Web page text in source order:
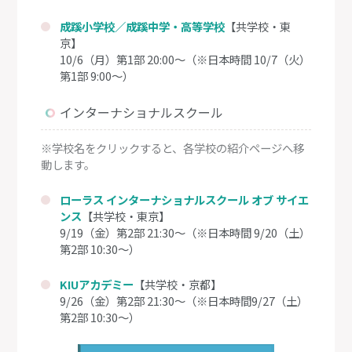
成蹊小学校／成蹊中学・高等学校 【共学校・東
京】
10/6（月）第1部 20:00～（※日本時間 10/7（火）
第1部 9:00～）
インターナショナルスクール
※学校名をクリックすると、各学校の紹介ページへ移
動します。
ローラス インターナショナルスクール オブ サイエ
ンス 【共学校・東京】
9/19（金）第2部 21:30～（※日本時間 9/20（土）
第2部 10:30～）
KIUアカデミー 【共学校・京都】
9/26（金）第2部 21:30～（※日本時間9/27（土）
第2部 10:30～）